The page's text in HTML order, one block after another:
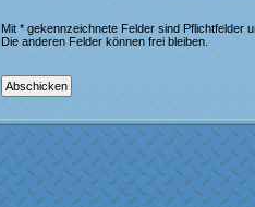
Mit * gekennzeichnete Felder sind Pflichtfelder
Die anderen Felder können frei bleiben.